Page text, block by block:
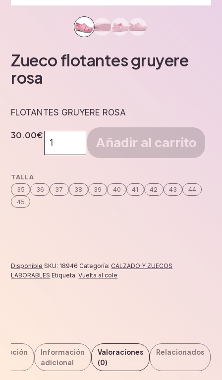
Zueco flotantes gruyere
rosa
FLOTANTES GRUYERE ROSA
TALLA
35 36 37 38 39 40 41 42 43
44
45
30.00€
flotantes
cantidad
Añadir al carrito
Disponible SKU: 18946 Categoría: CALZADO Y ZUECOS
LABORABLES Etiqueta:Vuelta al cole
Información
adicional
Valoraciones
(0)
Relacionados